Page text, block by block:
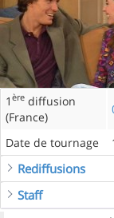
1 ère diffusion
(France)
Date de tournage
Rediffusions
Staff